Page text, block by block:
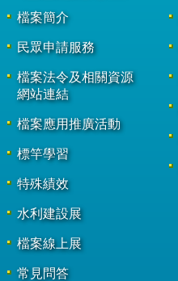
檔案簡介
民眾申請服務
檔案法令及相關資源
網站連結
檔案應用推廣活動
標竿學習
特殊績效
水利建設展
檔案線上展
常見問答